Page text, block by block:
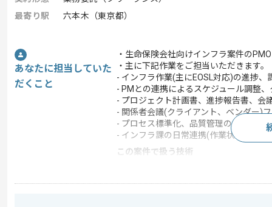
最寄り駅
六本木（東京都）
あなたに担当していた
だくこと
・生命保険会社向けインフラ案件の
・主に下記作業をご担当いただきます。
- インフラ作業(主にEOSL対応)の進捗、
- PMとの連携によるスケジュール調整
- プロジェクト計画書、進捗報告書、会
- 関係者会議(クライアント、ベンダー)
- プロセス標準化、品質管理の推進
- インフラ課の日常連携(作業状況共有、
この案件で扱う技術